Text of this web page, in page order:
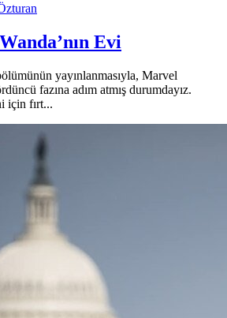
Evi
yayınlanmasıyla, Marvel
fazına adım atmış durumdayız.
için fırt...